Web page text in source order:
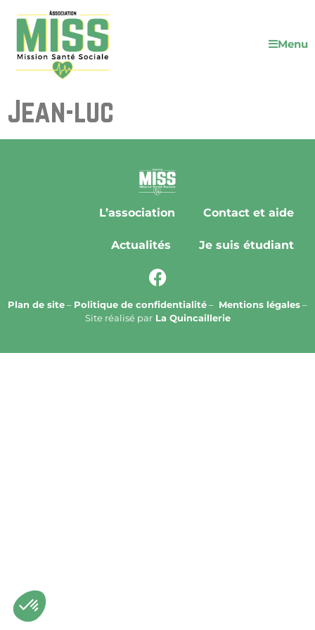
Menu
Jean-luc
L’association Contact et aide
Actualités Je suis étudiant
Plan de site– Politique de confidentialité– Mentions légales–
Site réalisé parLa Quincaillerie